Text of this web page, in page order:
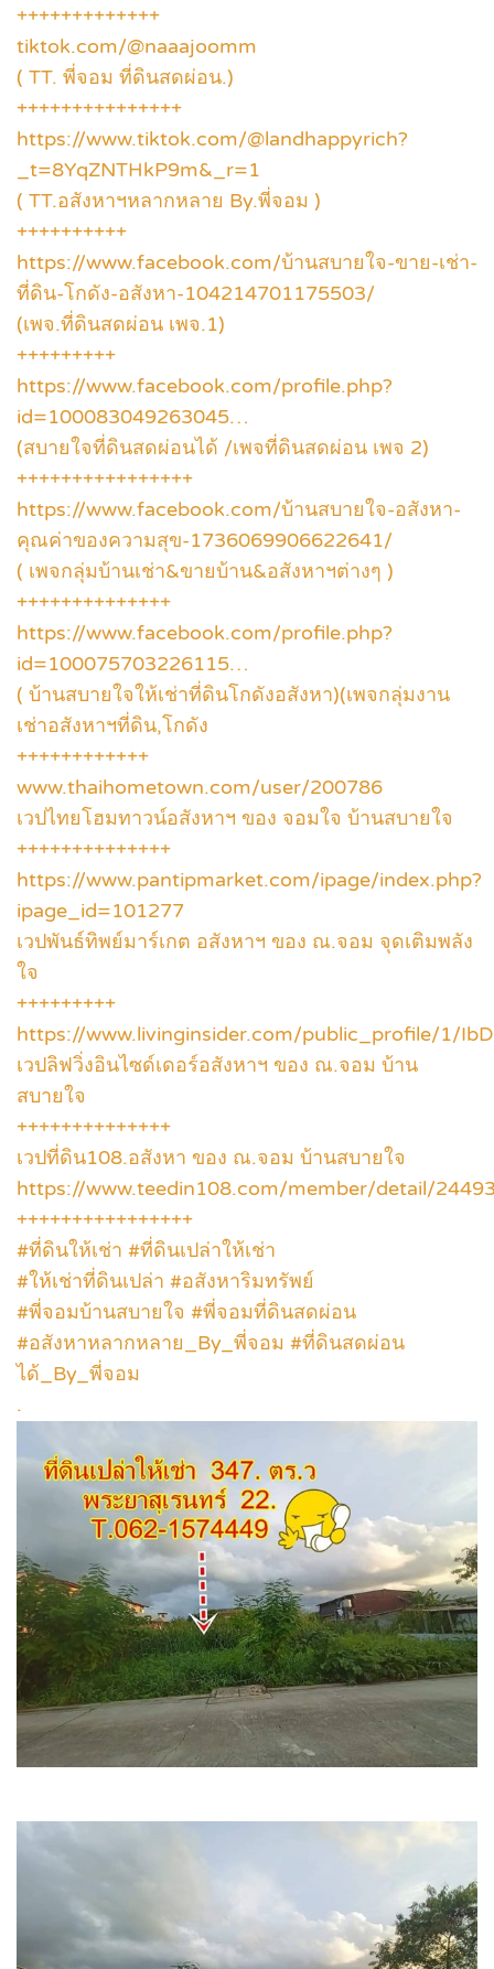
+++++++++++++
tiktok.com/@naaajoomm
( TT. พี่จอม ที่ดินสดผ่อน.)
+++++++++++++++
https://www.tiktok.com/@landhappyrich?
_t=8YqZNTHkP9m&_r=1
( TT.อสังหาฯหลากหลาย By.พี่จอม )
++++++++++
https://www.facebook.com/บ้านสบายใจ-ขาย-เช่า-
ที่ดิน-โกดัง-อสังหา-104214701175503/
(เพจ.ที่ดินสดผ่อน เพจ.1)
+++++++++
https://www.facebook.com/profile.php?
id=100083049263045…
(สบายใจที่ดินสดผ่อนได้ /เพจที่ดินสดผ่อน เพจ 2)
++++++++++++++++
https://www.facebook.com/บ้านสบายใจ-อสังหา-
คุณค่าของความสุข-1736069906622641/
( เพจกลุ่มบ้านเช่า&ขายบ้าน&อสังหาฯต่างๆ )
++++++++++++++
https://www.facebook.com/profile.php?
id=100075703226115…
( บ้านสบายใจให้เช่าที่ดินโกดังอสังหา)(เพจกลุ่มงาน
เช่าอสังหาฯที่ดิน,โกดัง
++++++++++++
www.thaihometown.com/user/200786
เวปไทยโฮมทาวน์อสังหาฯ ของ จอมใจ บ้านสบายใจ
++++++++++++++
https://www.pantipmarket.com/ipage/index.php?
ipage_id=101277
เวปพันธ์ทิพย์มาร์เกต อสังหาฯ ของ ณ.จอม จุดเติมพลัง
ใจ
+++++++++
https://www.livinginsider.com/public_profile/1/
เวปลิฟวิ่งอินไซด์เดอร์อสังหาฯ ของ ณ.จอม บ้าน
สบายใจ
++++++++++++++
เวปที่ดิน108.อสังหา ของ ณ.จอม บ้านสบายใจ
https://www.teedin108.com/member/detail/
++++++++++++++++
#ที่ดินให้เช่า #ที่ดินเปล่าให้เช่า
#ให้เช่าที่ดินเปล่า #อสังหาริมทรัพย์
#พี่จอมบ้านสบายใจ #พี่จอมที่ดินสดผ่อน
#อสังหาหลากหลาย_By_พี่จอม #ที่ดินสดผ่อน
ได้_By_พี่จอม
.